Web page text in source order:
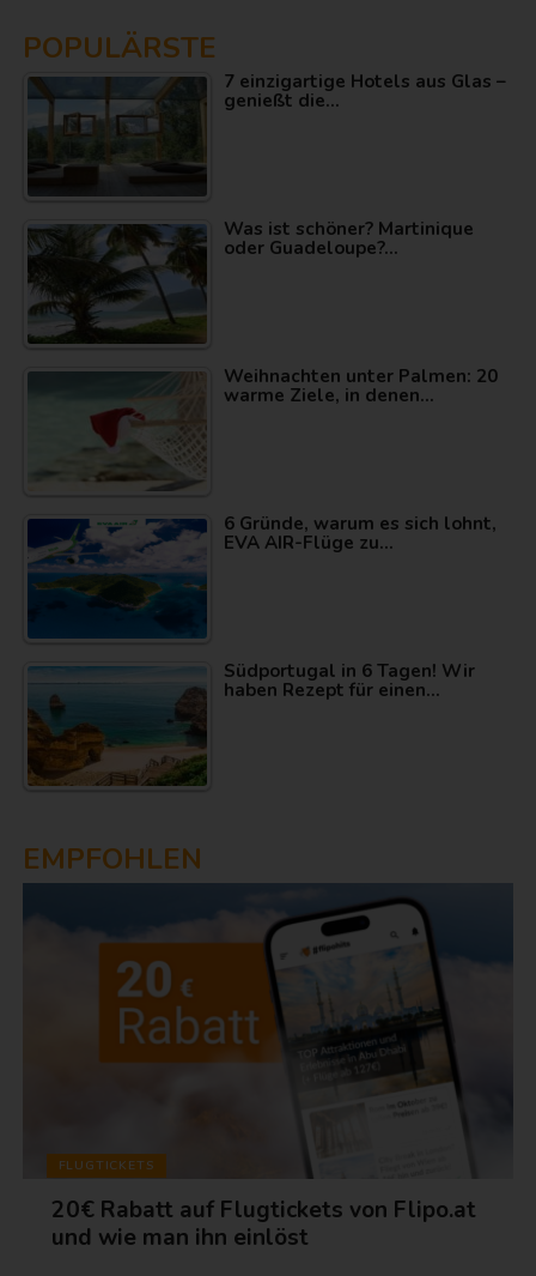
POPULÄRSTE
7 einzigartige Hotels aus Glas –
genießt die…
Was ist schöner? Martinique
oder Guadeloupe?…
Weihnachten unter Palmen: 20
warme Ziele, in denen…
6 Gründe, warum es sich lohnt,
EVA AIR-Flüge zu…
Südportugal in 6 Tagen! Wir
haben Rezept für einen…
EMPFOHLEN
FLUGTICKETS
20€ Rabatt auf Flugtickets von Flipo.at
und wie man ihn einlöst